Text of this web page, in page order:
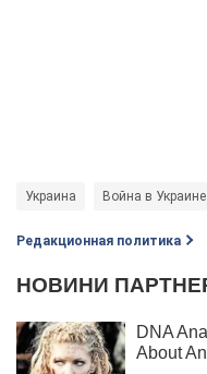
Украина Война в Украине
Редакционная политика